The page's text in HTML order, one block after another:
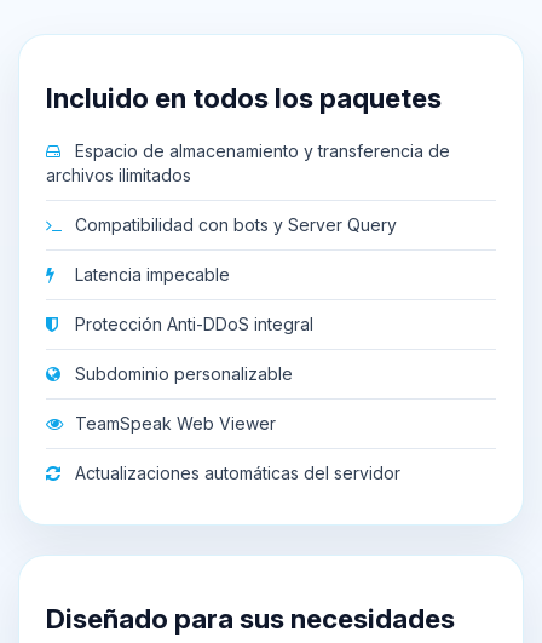
Incluido en todos los paquetes
Espacio de almacenamiento y transferencia de
archivos ilimitados
Compatibilidad con bots y Server Query
Latencia impecable
Protección Anti-DDoS integral
Subdominio personalizable
TeamSpeak Web Viewer
Actualizaciones automáticas del servidor
Diseñado para sus necesidades